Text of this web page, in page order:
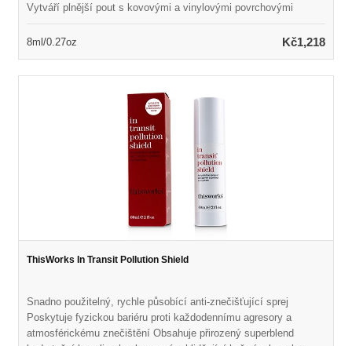
Vytváří plnější pout s kovovými a vinylovými povrchovými
rovnoměrně distribuuje barvu Bez parabenů, laurylsulfátu
8ml/0.27oz Kč1,218
ThisWorks In Transit Pollution Shield
Snadno použitelný, rychle působící anti-znečišťující sprej
Poskytuje fyzickou bariéru proti každodennímu agresory a
atmosférickému znečištění Obsahuje přirozený superblend